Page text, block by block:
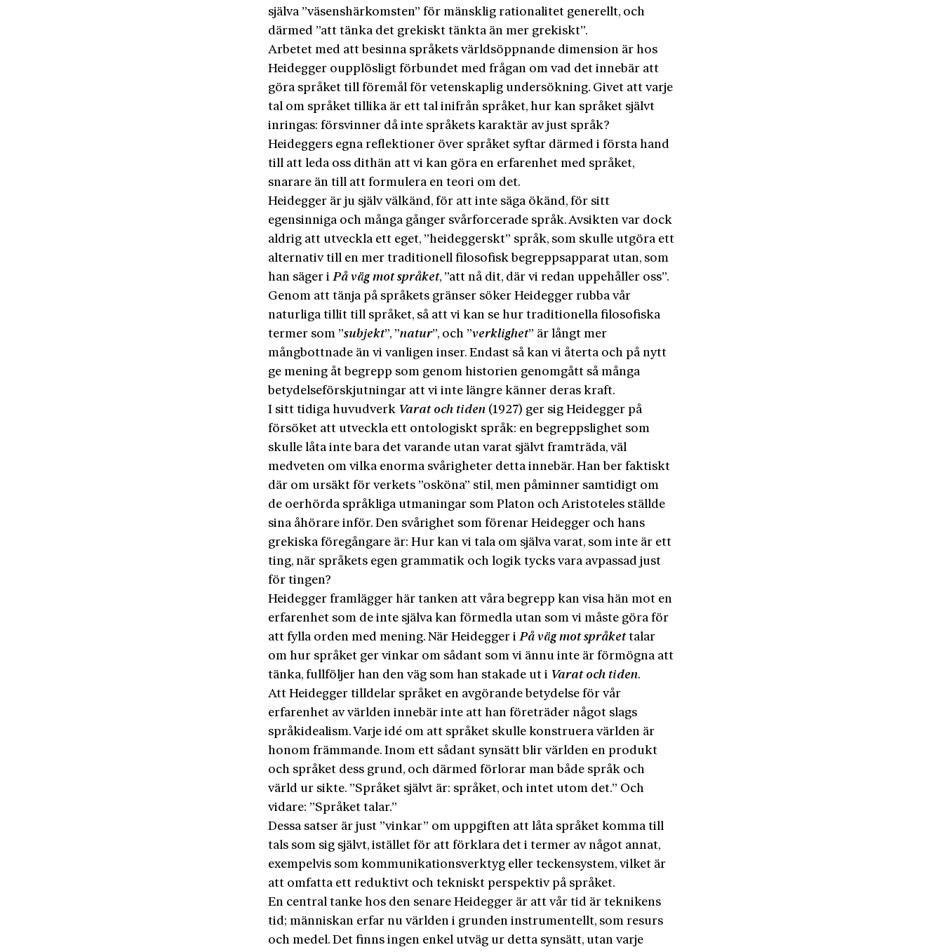
själva ”väsenshärkomsten” för mänsklig rationalitet generellt, och
därmed ”att tänka det grekiskt tänkta än mer grekiskt”.
Arbetet med att besinna språkets världsöppnande dimension är hos
Heidegger oupplösligt förbundet med frågan om vad det innebär att
göra språket till föremål för vetenskaplig undersökning. Givet att varje
tal om språket tillika är ett tal inifrån språket, hur kan språket självt
inringas: försvinner då inte språkets karaktär av just språk?
Heideggers egna reflektioner över språket syftar därmed i första hand
till att leda oss dithän att vi kan göra en erfarenhet med språket,
snarare än till att formulera en teori om det.
Heidegger är ju själv välkänd, för att inte säga ökänd, för sitt
egensinniga och många gånger svårforcerade språk. Avsikten var dock
aldrig att utveckla ett eget, ”heideggerskt” språk, som skulle utgöra ett
alternativ till en mer traditionell filosofisk begreppsapparat utan, som
han säger iPå väg mot språket, ”att nå dit, där vi redan uppehåller oss”.
Genom att tänja på språkets gränser söker Heidegger rubba vår
naturliga tillit till språket, så att vi kan se hur traditionella filosofiska
termer som ”subjekt”, ”natur”, och ”verklighet” är långt mer
mångbottnade än vi vanligen inser. Endast så kan vi återta och på nytt
ge mening åt begrepp som genom historien genomgått så många
betydelseförskjutningar att vi inte längre känner deras kraft.
I sitt tidiga huvudverk Varat och tiden (1927) ger sig Heidegger på
försöket att utveckla ett ontologiskt språk: en begreppslighet som
skulle låta inte bara det varande utan varat självt framträda, väl
medveten om vilka enorma svårigheter detta innebär. Han ber faktiskt
där om ursäkt för verkets ”osköna” stil, men påminner samtidigt om
de oerhörda språkliga utmaningar som Platon och Aristoteles ställde
sina åhörare inför. Den svårighet som förenar Heidegger och hans
grekiska föregångare är: Hur kan vi tala om själva varat, som inte är ett
ting, när språkets egen grammatik och logik tycks vara avpassad just
för tingen?
Heidegger framlägger här tanken att våra begrepp kan visa hän mot en
erfarenhet som de inte själva kan förmedla utan som vi måste göra för
att fylla orden med mening. När Heidegger iPå väg mot språkettalar
om hur språket ger vinkar om sådant som vi ännu inte är förmögna att
tänka, fullföljer han den väg som han stakade ut i Varat och tiden.
Att Heidegger tilldelar språket en avgörande betydelse för vår
erfarenhet av världen innebär inte att han företräder något slags
språkidealism. Varje idé om att språket skulle konstruera världen är
honom främmande. Inom ett sådant synsätt blir världen en produkt
och språket dess grund, och därmed förlorar man både språk och
värld ur sikte. ”Språket självt är: språket, och intet utom det.” Och
vidare: ”Språket talar.”
Dessa satser är just ”vinkar” om uppgiften att låta språket komma till
tals som sig självt, istället för att förklara det i termer av något annat,
exempelvis som kommunikationsverktyg eller teckensystem, vilket är
att omfatta ett reduktivt och tekniskt perspektiv på språket.
En central tanke hos den senare Heidegger är att vår tid är teknikens
tid; människan erfar nu världen i grunden instrumentellt, som resurs
och medel. Det finns ingen enkel utväg ur detta synsätt, utan varje